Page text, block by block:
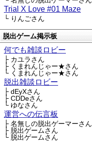
Trial X Love #01 Maze
└ りんごさん
脱出ゲーム掲示板
何でも雑談ロビー
├ カユラさん
├ くまれんじゃー★さん
└ くまれんじゃー★さん
脱出雑談ロビー
├ dEyXさん
├ CDDeさん
└ ゆなさん
運営への伝言板
├ 名無しの脱出ゲーマーさん
├ 脱出ゲームさん
└ 脱出ゲームさん